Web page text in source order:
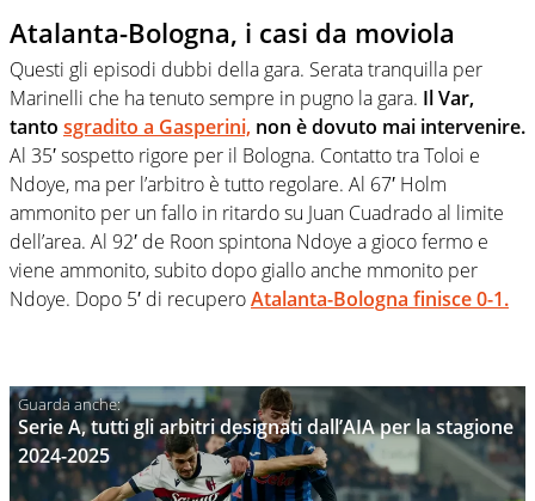
Atalanta-Bologna, i casi da moviola
Questi gli episodi dubbi della gara. Serata tranquilla per
Marinelli che ha tenuto sempre in pugno la gara. Il Var,
tanto sgradito a Gasperini, non è dovuto mai intervenire.
Al 35′ sospetto rigore per il Bologna. Contatto tra Toloi e
Ndoye, ma per l’arbitro è tutto regolare. Al 67′ Holm
ammonito per un fallo in ritardo su Juan Cuadrado al limite
dell’area. Al 92′ de Roon spintona Ndoye a gioco fermo e
viene ammonito, subito dopo giallo anche mmonito per
Ndoye. Dopo 5′ di recuperoAtalanta-Bologna finisce 0-1.
Serie A, tutti gli arbitri designati dall’AIA per la stagione
2024-2025